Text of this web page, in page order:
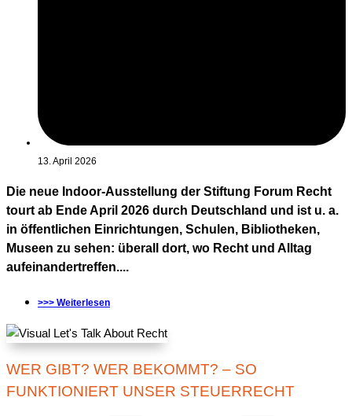
13. April 2026
Die neue Indoor-Ausstellung der Stiftung Forum Recht
tourt ab Ende April 2026 durch Deutschland und ist u. a.
in öffentlichen Einrichtungen, Schulen, Bibliotheken,
Museen zu sehen: überall dort, wo Recht und Alltag
aufeinandertreffen....
>>> Weiterlesen
WER GIBT? WER BEKOMMT? – SO
FUNKTIONIERT UNSER STEUERRECHT